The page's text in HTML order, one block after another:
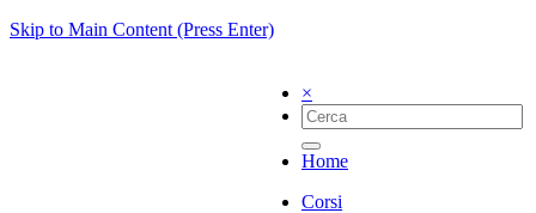
Skip to Main Content (Press Enter)
×
Home
Corsi